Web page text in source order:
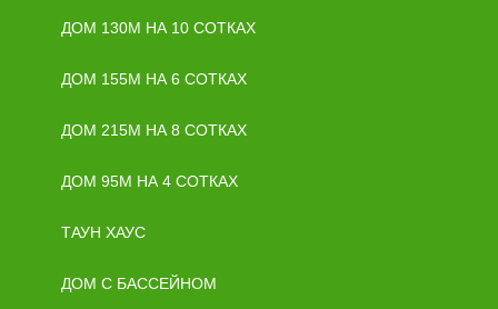
ДОМ 130М НА 10 СОТКАХ
ДОМ 155М НА 6 СОТКАХ
ДОМ 215М НА 8 СОТКАХ
ДОМ 95М НА 4 СОТКАХ
ТАУН ХАУС
ДОМ С БАССЕЙНОМ